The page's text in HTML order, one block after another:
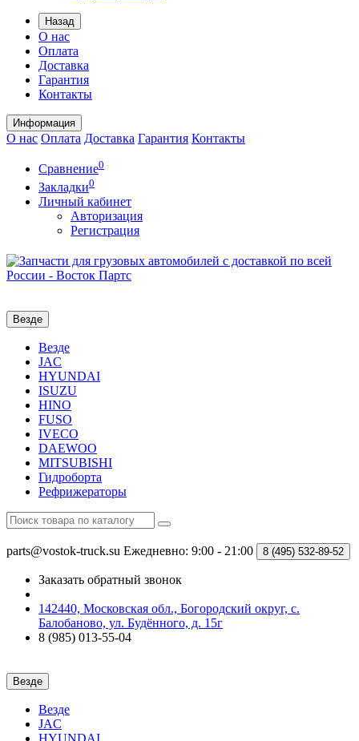
Назад
О нас
Оплата
Доставка
Гарантия
Контакты
Информация
О нас Оплата Доставка Гарантия Контакты
Сравнение0
Закладки0
Личный кабинет
Авторизация
Регистрация
Везде
Везде
JAC
HYUNDAI
ISUZU
HINO
FUSO
IVECO
DAEWOO
MITSUBISHI
Гидроборта
Рефрижераторы
parts@vostok-truck.su Ежедневно: 9:00 - 21:00 8 (495) 532-89-52
Заказать обратный звонок
142440, Московская обл., Богородский округ, с.
Балобаново, ул. Будённого, д. 15г
8 (985) 013-55-04
Везде
Везде
JAC
HYUNDAI